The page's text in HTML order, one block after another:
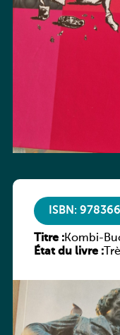
ISBN:
Titre :Kombi-
Ausgabe
État du livre :